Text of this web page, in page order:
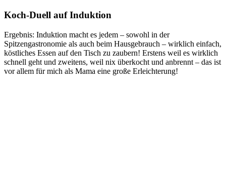
Koch-Duell auf Induktion
Ergebnis: Induktion macht es jedem – sowohl in der
Spitzengastronomie als auch beim Hausgebrauch – wirklich einfach,
köstliches Essen auf den Tisch zu zaubern! Erstens weil es wirklich
schnell geht und zweitens, weil nix überkocht und anbrennt – das ist
vor allem für mich als Mama eine große Erleichterung!